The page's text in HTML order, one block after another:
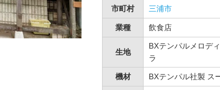
市町村 三浦市
業種 飲食店
生地
BXテンパルメロデ
ラ
機材 BXテンパル社製 ス